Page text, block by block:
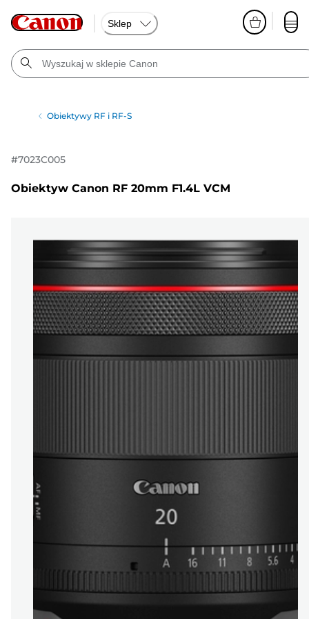
Sklep
Obiektywy RF i RF-S
#7023C005
Obiektyw Canon RF 20mm F1.4L VCM